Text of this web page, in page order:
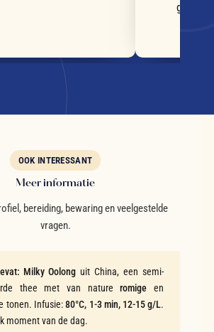
OOK INTERESSANT
Meer informatie
bereiding, bewaring en veelgestelde
vragen.
Milky Oolong uit China, een semi-
thee met van natureromige en
tonen. Infusie:80°C, 1-3 min, 12-15 g/L.
moment van de dag.